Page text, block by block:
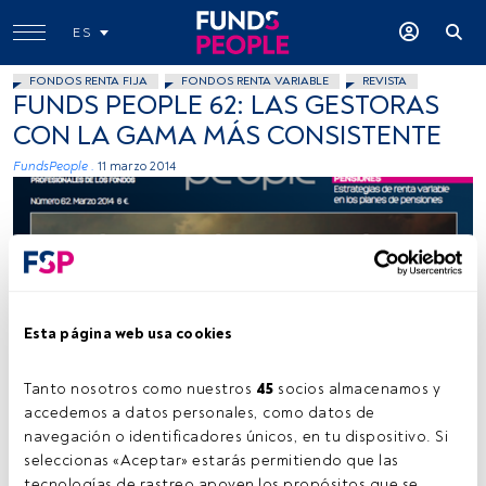
Esta página web usa cookies
Tanto nosotros como nuestros 45 socios almacenamos y
accedemos a datos personales, como datos de
navegación o identificadores únicos, en tu dispositivo. Si
seleccionas «Aceptar» estarás permitiendo que las
ES
FONDOS RENTA FIJA FONDOS RENTA VARIABLE REVISTA
FUNDS PEOPLE 62: LAS GESTORAS
CON LA GAMA MÁS CONSISTENTE
FundsPeople . 11 marzo 2014
Tiempo lectura: